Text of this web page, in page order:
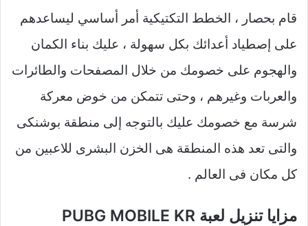
قام بحصار ، الخطط التكتيكية أمر أساسي ليساعدهم
على إصطياد أعدائك بكل سهولة ، عليك بناء الكمان
والهجوم على خصومك من خلال المصفحات والطائرات
والعربات وغيرهم ، وحتى تتمكن من خوض معركة
شرسة مع خصومك عليك بالتوجه إلى منطقة بوشنكى
والتى تعد هذه المنطقة هى الخزن البشرى للاعبين من
كل مكان فى العالم .
مزايا تنزيل لعبة PUBG MOBILE KR